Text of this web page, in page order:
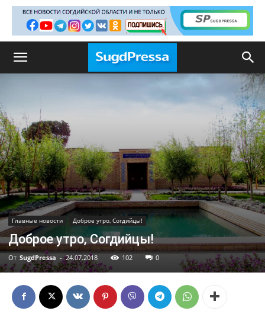
Главные новости Доброе утро, Согдийцы!
Доброе утро, Согдийцы!
От SugdPressa - 24.07.2018 102 0